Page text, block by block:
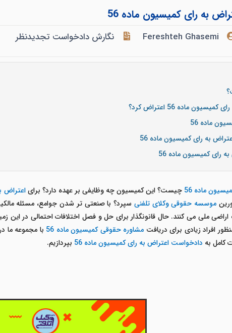
به رای کمیسیون ماده 56
Fereshteh Ghasemi نگارش دادخواست تجدیدنظر
ماده 56 اعتراض کرد؟
ماده 56
به رای کمیسیون ماده 56
رای کمیسیون ماده 56
ماده 56 چیست؟ این کمیسیونچه وظایفی بر عهده دارد؟ برایاعتراض
موسسه حقوقی وکلای تلفنی سپرد؟ با صنعتی تر شدن جوامع، مسئله
ملی می کنند. حال قانونگذار برای حل و فصل اختلافات احتمالی در این
افراد زیادی برای دریافت مشاوره حقوقی کمیسیون ماده 56 با مجموعه ما
کامل به دادخواست اعتراض به رای کمیسیون ماده 56 بپردازیم.